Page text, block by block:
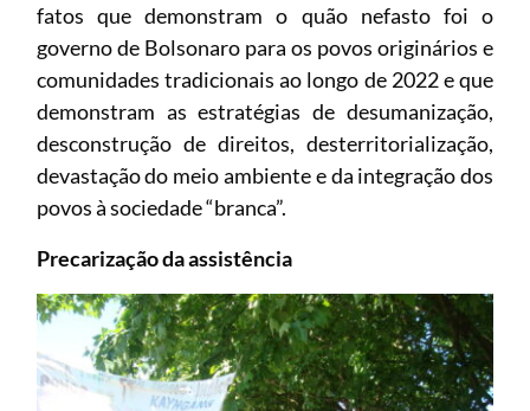
fatos que demonstram o quão nefasto foi o
governo de Bolsonaro para os povos originários e
comunidades tradicionais ao longo de 2022 e que
demonstram as estratégias de desumanização,
desconstrução de direitos, desterritorialização,
devastação do meio ambiente e da integração dos
povos à sociedade “branca”.
Precarização da assistência